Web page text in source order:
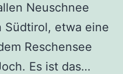
Neuschnee
Südtirol, etwa eine
Reschensee
Es ist das…